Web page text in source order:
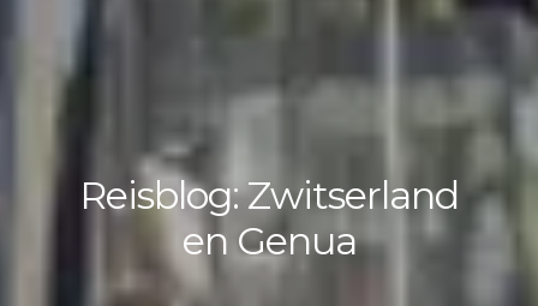
Reisblog: Zwitserland
en Genua